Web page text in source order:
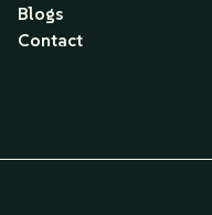
Blogs
Contact